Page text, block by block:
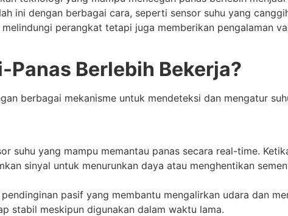
ini dengan berbagai cara, seperti sensor suhu yang
perangkat tetapi juga memberikan pengalaman
Berlebih Bekerja?
berbagai mekanisme untuk mendeteksi dan mengatur
suhu yang mampu memantau panas secara real-time.
sinyal untuk menurunkan daya atau menghentikan
pasif yang membantu mengalirkan udara dan
stabil meskipun digunakan dalam waktu lama.